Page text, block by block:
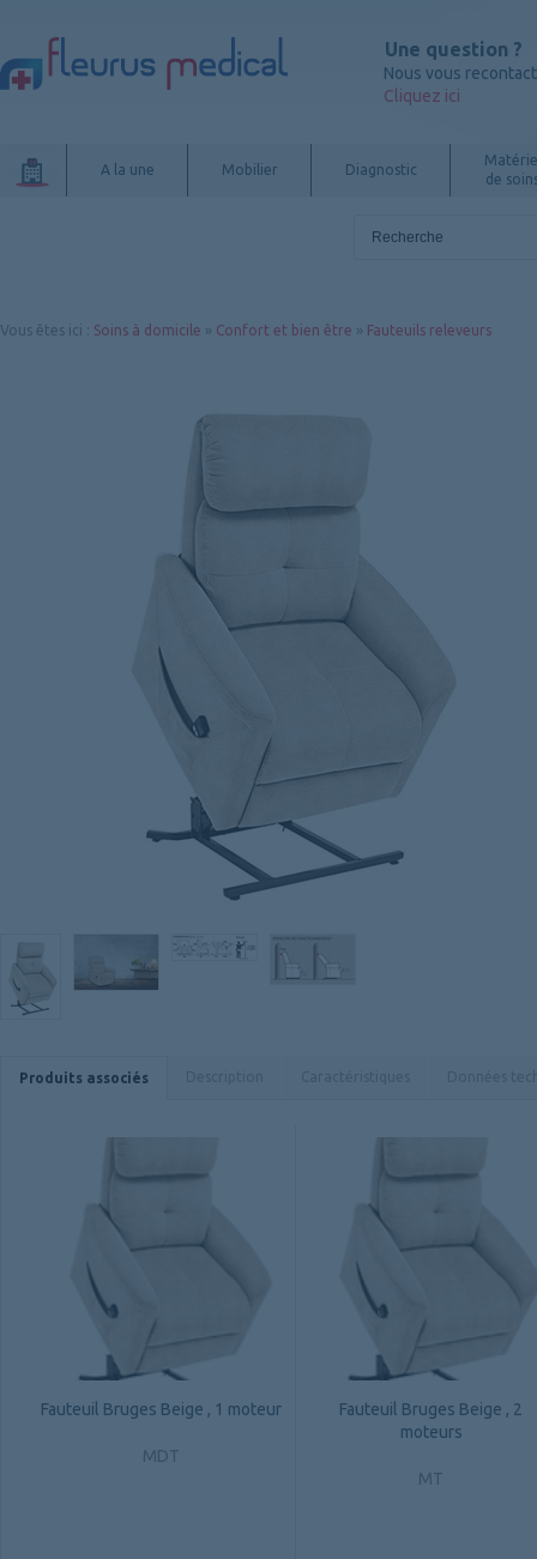
Une question ?
Nous vous
Cliquez ici
A la une Mobilier Diagnostic
de
Vous êtes ici Soins à domicile » Confort et bien être » Fauteuils releveurs
Produits associés
Fauteuil Bruges Beige , 1 moteur
MDT
Fauteuil Bruges Beige , 2
moteurs
MT